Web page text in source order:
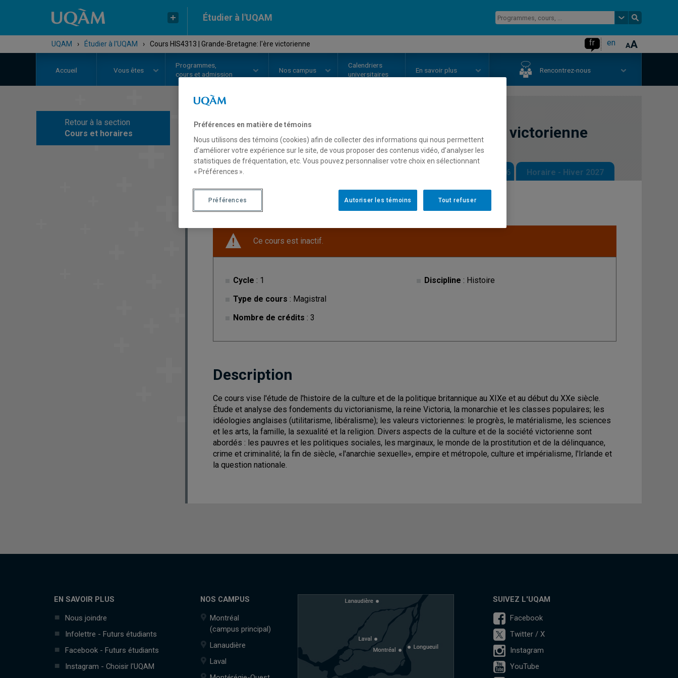
Étudier à l'UQAM
UQAM › Étudier à l'UQAM › Cours HIS4313 | Grande-Bretagne: l'ère victorienne fr en
Accueil Vous êtes
Programmes,
cours et admission
Nos campus
Calendriers
universitaires
En savoir plus Rencontrez-nous
Retour à la section
Cours et horaires
COURS// HIS4313 - Grande-Bretagne: l'ère victorienne
Description Horaire - Automne 2026 Horaire - Hiver 2027
Ce cours est inactif.
Cycle : 1
Type de cours : Magistral
Nombre de crédits : 3
Discipline : Histoire
Description
Ce cours vise l'étude de l'histoire de la culture et de la politique britannique au XIXe et au début du XXe siècle.
Étude et analyse des fondements du victorianisme, la reine Victoria, la monarchie et les classes populaires; les
idéologies anglaises (utilitarisme, libéralisme); les valeurs victoriennes: le progrès, le matérialisme, les sciences
et les arts, la famille, la sexualité et la religion. Divers aspects de la culture et de la société victorienne sont
abordés : les pauvres et les politiques sociales, les marginaux, le monde de la prostitution et de la délinquance,
crime et criminalité; la fin de siècle, «l'anarchie sexuelle», empire et métropole, culture et impérialisme, l'Irlande et
la question nationale.
EN SAVOIR PLUS
Nous joindre
Infolettre - Futurs étudiants
Facebook - Futurs étudiants
Instagram - Choisir l'UQAM
NOS CAMPUS
Montréal
(campus principal)
Lanaudière
Laval
SUIVEZ L'UQAM
Facebook
Twitter / X
Instagram
YouTube
Préférences en matière de témoins
Nous utilisons des témoins (cookies) afin de collecter des informations qui nous permettent
d’améliorer votre expérience sur le site, de vous proposer des contenus vidéo, d’analyser les
statistiques de fréquentation, etc. Vous pouvez personnaliser votre choix en sélectionnant
« Préférences ».
Tout refuser
Autoriser les témoins
Préférences